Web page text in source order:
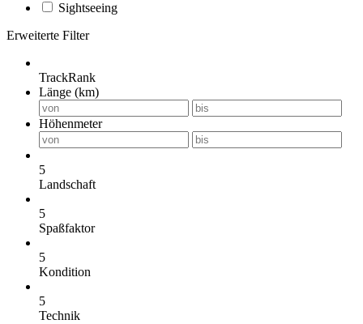
Sightseeing
Erweiterte Filter
TrackRank
Länge (km)
Höhenmeter
5
Landschaft
5
Spaßfaktor
5
Kondition
5
Technik